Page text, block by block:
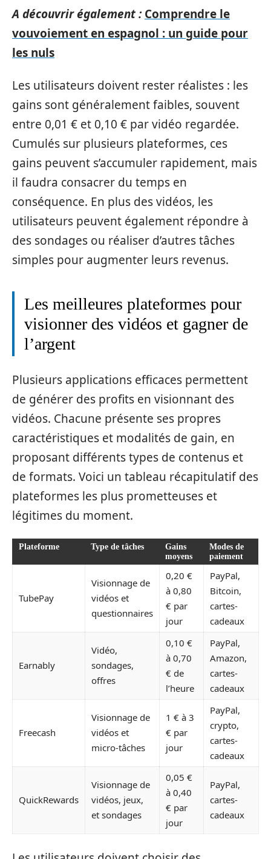
A découvrir également : Comprendre le
vouvoiement en espagnol : un guide pour
les nuls
Les utilisateurs doivent rester réalistes : les
gains sont généralement faibles, souvent
entre 0,01 € et 0,10 € par vidéo regardée.
Cumulés sur plusieurs plateformes, ces
gains peuvent s’accumuler rapidement, mais
il faudra consacrer du temps en
conséquence. En plus des vidéos, les
utilisateurs peuvent également répondre à
des sondages ou réaliser d’autres tâches
simples pour augmenter leurs revenus.
Les meilleures plateformes pour
visionner des vidéos et gagner de
l’argent
Plusieurs applications efficaces permettent
de générer des profits en visionnant des
vidéos. Chacune présente ses propres
caractéristiques et modalités de gain, en
proposant différents types de contenus et
de formats. Voici un tableau récapitulatif des
plateformes les plus prometteuses et
légitimes du moment.
Plateforme Type de tâches
Gains
moyens
Modes de
paiement
TubePay
Visionnage de
vidéos et
questionnaires
0,20 €
à 0,80
€ par
jour
PayPal,
Bitcoin,
cartes-
cadeaux
Earnably
Vidéo,
sondages,
offres
0,10 €
à 0,70
€ de
l’heure
PayPal,
Amazon,
cartes-
cadeaux
Freecash
Visionnage de
vidéos et
micro-tâches
1 € à 3
€ par
jour
PayPal,
crypto,
cartes-
cadeaux
QuickRewards
Visionnage de
vidéos, jeux,
et sondages
0,05 €
à 0,40
€ par
jour
PayPal,
cartes-
cadeaux